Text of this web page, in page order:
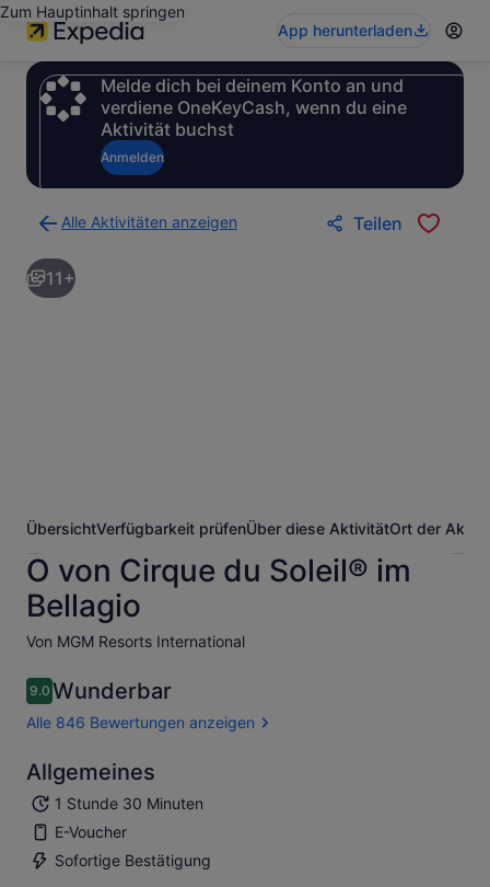
Zum Hauptinhalt springen
App herunterladen
Melde dich bei deinem Konto an und
verdiene OneKeyCash, wenn du eine
Aktivität buchst
Anmelden
Alle Aktivitäten anzeigen
zur
Ergebnisseite
für
Teilen
11+
ÜbersichtVerfügbarkeit prüfenÜber diese AktivitätOrt der
O von Cirque du Soleil® im
Bellagio
Von MGM Resorts International
9.09.0 von 10
Wunderbar
Alle 846 Bewertungen anzeigen
Allgemeines
1 Stunde 30 Minuten
E-Voucher
Sofortige Bestätigung